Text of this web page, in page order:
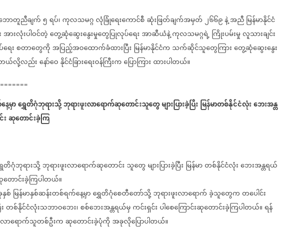
ာတူညီချက်၅ရပ်၊ကုလသမဂ္ဂလုံခြုံရေးကောင်စီဆုံးဖြတ်ချက်အမှတ်၂၆၆၉နဲ့အညီမြန်မာနိုင်ငံ
အားလုံးပါဝင်တဲ့တွေ့ဆုံဆွေးနွေးမှုတွေပြုလုပ်ရေးအာဆီယံနဲ့ကုလသမဂ္ဂရဲ့ကြိုးပမ်းမှုလူသားချင်း
ေးစတာတွေကိုအပြည့်အဝထောက်ခံထားပြီး မြန်မာနိုင်ငံက သက်ဆိုင်သူတွေကြားတွေ့ဆုံဆွေးနွေး
ယ်လို့လည်းနော်ဝေနိုင်ငံခြားရေးဝန်ကြီးကပြောကြားထားပါတယ်။
မှာရွှေတိဂုံဘုရားသို့ဘုရားဖူးလာရောက်ဆုတောင်းသူတွေများပြားခဲ့ပြီး မြန်မာတစ်နိုင်ငံလုံးဘေးအန္တ
ဆုတောင်းခဲ့ကြ
တိဂုံဘုရားသို့ဘုရားဖူးလာရောက်ဆုတောင်း သူတွေများပြားခဲ့ပြီး မြန်မာတစ်နိုင်ငံလုံးဘေးအန္တရယ်
ောင်းခဲ့ကြပါတယ်။
စ် မြန်မာနှစ်ဆန်းတစ်ရက်နေ့မှာရွှေတိဂုံစေတီတော်သို့ဘုရားဖူးလာရောက်ခဲ့သူတွေကတပေါင်း
တစ်နိုင်ငံလုံးသဘာဝဘေး၊စစ်ဘေးအန္တရယ်မှကင်းရှင်းပါစေကြောင်းဆုတောင်းခဲ့ကြပါတယ်။ရန်
လာရောက်သူတစ်ဦးကဆုတောင်းခဲ့ပုံကိုအခုလိုပြောပါတယ်။